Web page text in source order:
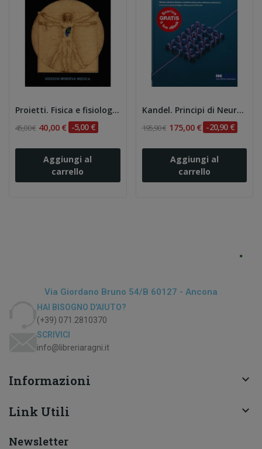
Proietti. Fisica e fisiologia. L'uomo...
45,00 € 40,00 € -5,00 €
Aggiungi al
carrello
Kandel. Principi di Neuroscienze 5e
195,90 € 175,00 € -20,90 €
Aggiungi al
carrello
Via Giordano Bruno 54/b 60127 - Ancona
HAI BISOGNO D'AIUTO?
(+39) 071.2810370
SCRIVICI
info@libreriaragni.it
Informazioni 
Link Utili 
Newsletter